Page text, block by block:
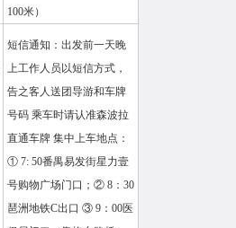
100米）
短信通知：出发前一天晚
上工作人员以短信方式，
告之客人送团导游和车牌
号码 乘车时请认准森波拉
直通车牌 集中上车地点：
① 7: 50番禺易发街星力壹
号购物广场门口；② 8：30
琶洲地铁C出口 ③ 9：00医